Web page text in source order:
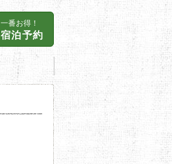
一番お得！
宿泊予約